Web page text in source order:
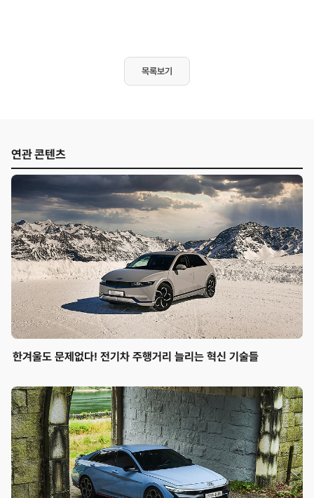
목록보기
연관 콘텐츠
한겨울도 문제없다! 전기차 주행거리 늘리는 혁신 기술들